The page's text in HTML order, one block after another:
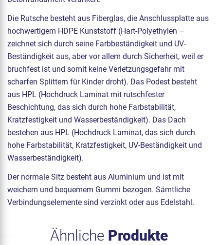
Die Rutsche besteht aus Fiberglas, die Anschlussplatte aus
hochwertigem HDPE Kunststoff (Hart-Polyethylen –
zeichnet sich durch seine Farbbeständigkeit und UV-
Beständigkeit aus, aber vor allem durch Sicherheit, weil er
bruchfest ist und somit keine Verletzungsgefahr mit
scharfen Splittern für Kinder droht). Das Podest besteht
aus HPL (Hochdruck Laminat mit rutschfester
Beschichtung, das sich durch hohe Farbstabilität,
Kratzfestigkeit und Wasserbeständigkeit). Das Dach
bestehen aus HPL (Hochdruck Laminat, das sich durch
hohe Farbstabilität, Kratzfestigkeit, UV-Beständigkeit und
Wasserbeständigkeit).
Der normale Sitz besteht aus Aluminium und ist mit
weichem und bequemem Gummi bezogen. Sämtliche
Verbindungselemente sind verzinkt oder aus Edelstahl.
Ähnliche Produkte